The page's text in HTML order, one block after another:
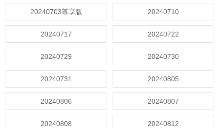
20240703尊享版 20240710
20240717 20240722
20240729 20240730
20240731 20240805
20240806 20240807
20240808 20240812